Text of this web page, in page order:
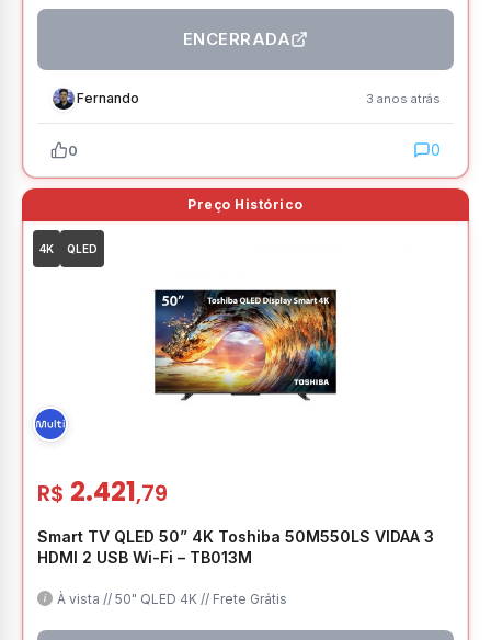
ENCERRADA
Fernando 3 anos atrás
0 0
4K QLED
R$ 2.421,79
Smart TV QLED 50” 4K Toshiba 50M550LS VIDAA 3
HDMI 2 USB Wi-Fi – TB013M
À vista // 50" QLED 4K // Frete Grátis